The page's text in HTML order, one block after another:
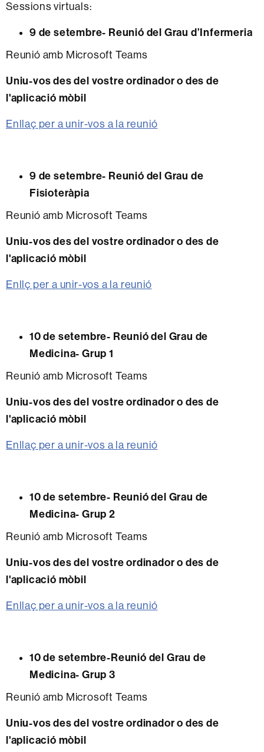
Sessions virtuals:
9 de setembre- Reunió del Grau d’Infermeria
Reunió amb Microsoft Teams
Uniu-vos des del vostre ordinador o des de
l'aplicació mòbil
Enllaç per a unir-vos a la reunió
9 de setembre- Reunió del Grau de
Fisioteràpia
Reunió amb Microsoft Teams
Uniu-vos des del vostre ordinador o des de
l'aplicació mòbil
Enllç per a unir-vos a la reunió
10 de setembre- Reunió del Grau de
Medicina- Grup 1
Reunió amb Microsoft Teams
Uniu-vos des del vostre ordinador o des de
l'aplicació mòbil
Enllaç per a unir-vos a la reunió
10 de setembre- Reunió del Grau de
Medicina- Grup 2
Reunió amb Microsoft Teams
Uniu-vos des del vostre ordinador o des de
l'aplicació mòbil
Enllaç per a unir-vos a la reunió
10 de setembre-Reunió del Grau de
Medicina- Grup 3
Reunió amb Microsoft Teams
Uniu-vos des del vostre ordinador o des de
l'aplicació mòbil